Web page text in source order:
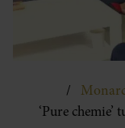
‘Pure